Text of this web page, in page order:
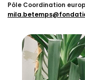
Pôle Coordination